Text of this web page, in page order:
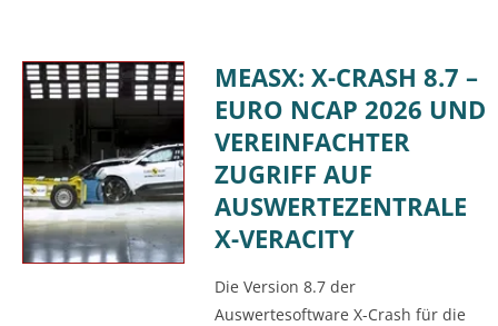
MEASX: X-CRASH 8.7 –
EURO NCAP 2026 UND
VEREINFACHTER
ZUGRIFF AUF
AUSWERTEZENTRALE
X-VERACITY
Die Version 8.7 der
Auswertesoftware X-Crash für die